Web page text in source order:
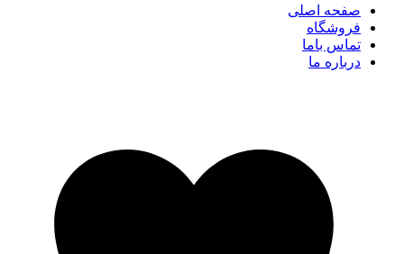
صفحه اصلی
فروشگاه
تماس باما
درباره ما